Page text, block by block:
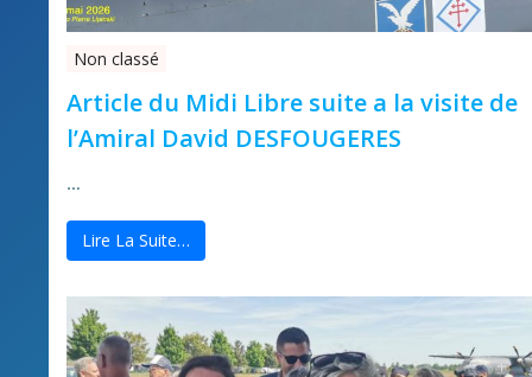
Non classé
Article du Midi Libre suite a la visite de
l’Amiral David DESFOUGERES
…
Lire La Suite…